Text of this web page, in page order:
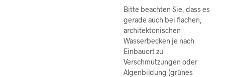
Bitte beachten Sie, dass es
gerade auch bei flachen,
architektonischen
Wasserbecken je nach
Einbauort zu
Verschmutzungen oder
Algenbildung (grünes